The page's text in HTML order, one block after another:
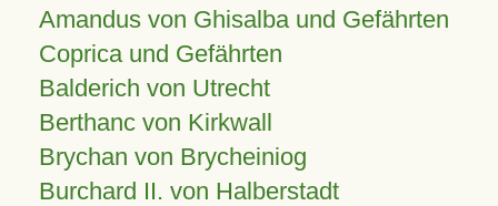
Amandus von Ghisalba und Gefährten
Coprica und Gefährten
Balderich von Utrecht
Berthanc von Kirkwall
Brychan von Brycheiniog
Burchard II. von Halberstadt